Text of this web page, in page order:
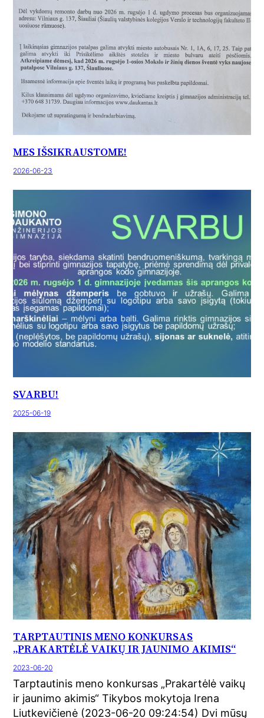
MES IŠSIKRAUSTOME!
2026-06-23
SVARBU!
2025-06-19
TARPTAUTINIS MENO KONKURSAS
„PRAKARTĖLĖ VAIKŲ IR JAUNIMO AKIMIS“
2023-06-20
Tarptautinis meno konkursas „Prakartėlė vaikų
ir jaunimo akimis“ Tikybos mokytoja Irena
Liutkevičienė (2023-06-20 09:24:54) Dvi mūsų